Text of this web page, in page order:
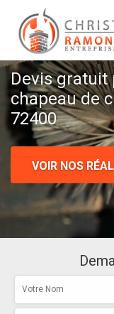
Devis gratuit
chapeau de
72400
VOIR NOS